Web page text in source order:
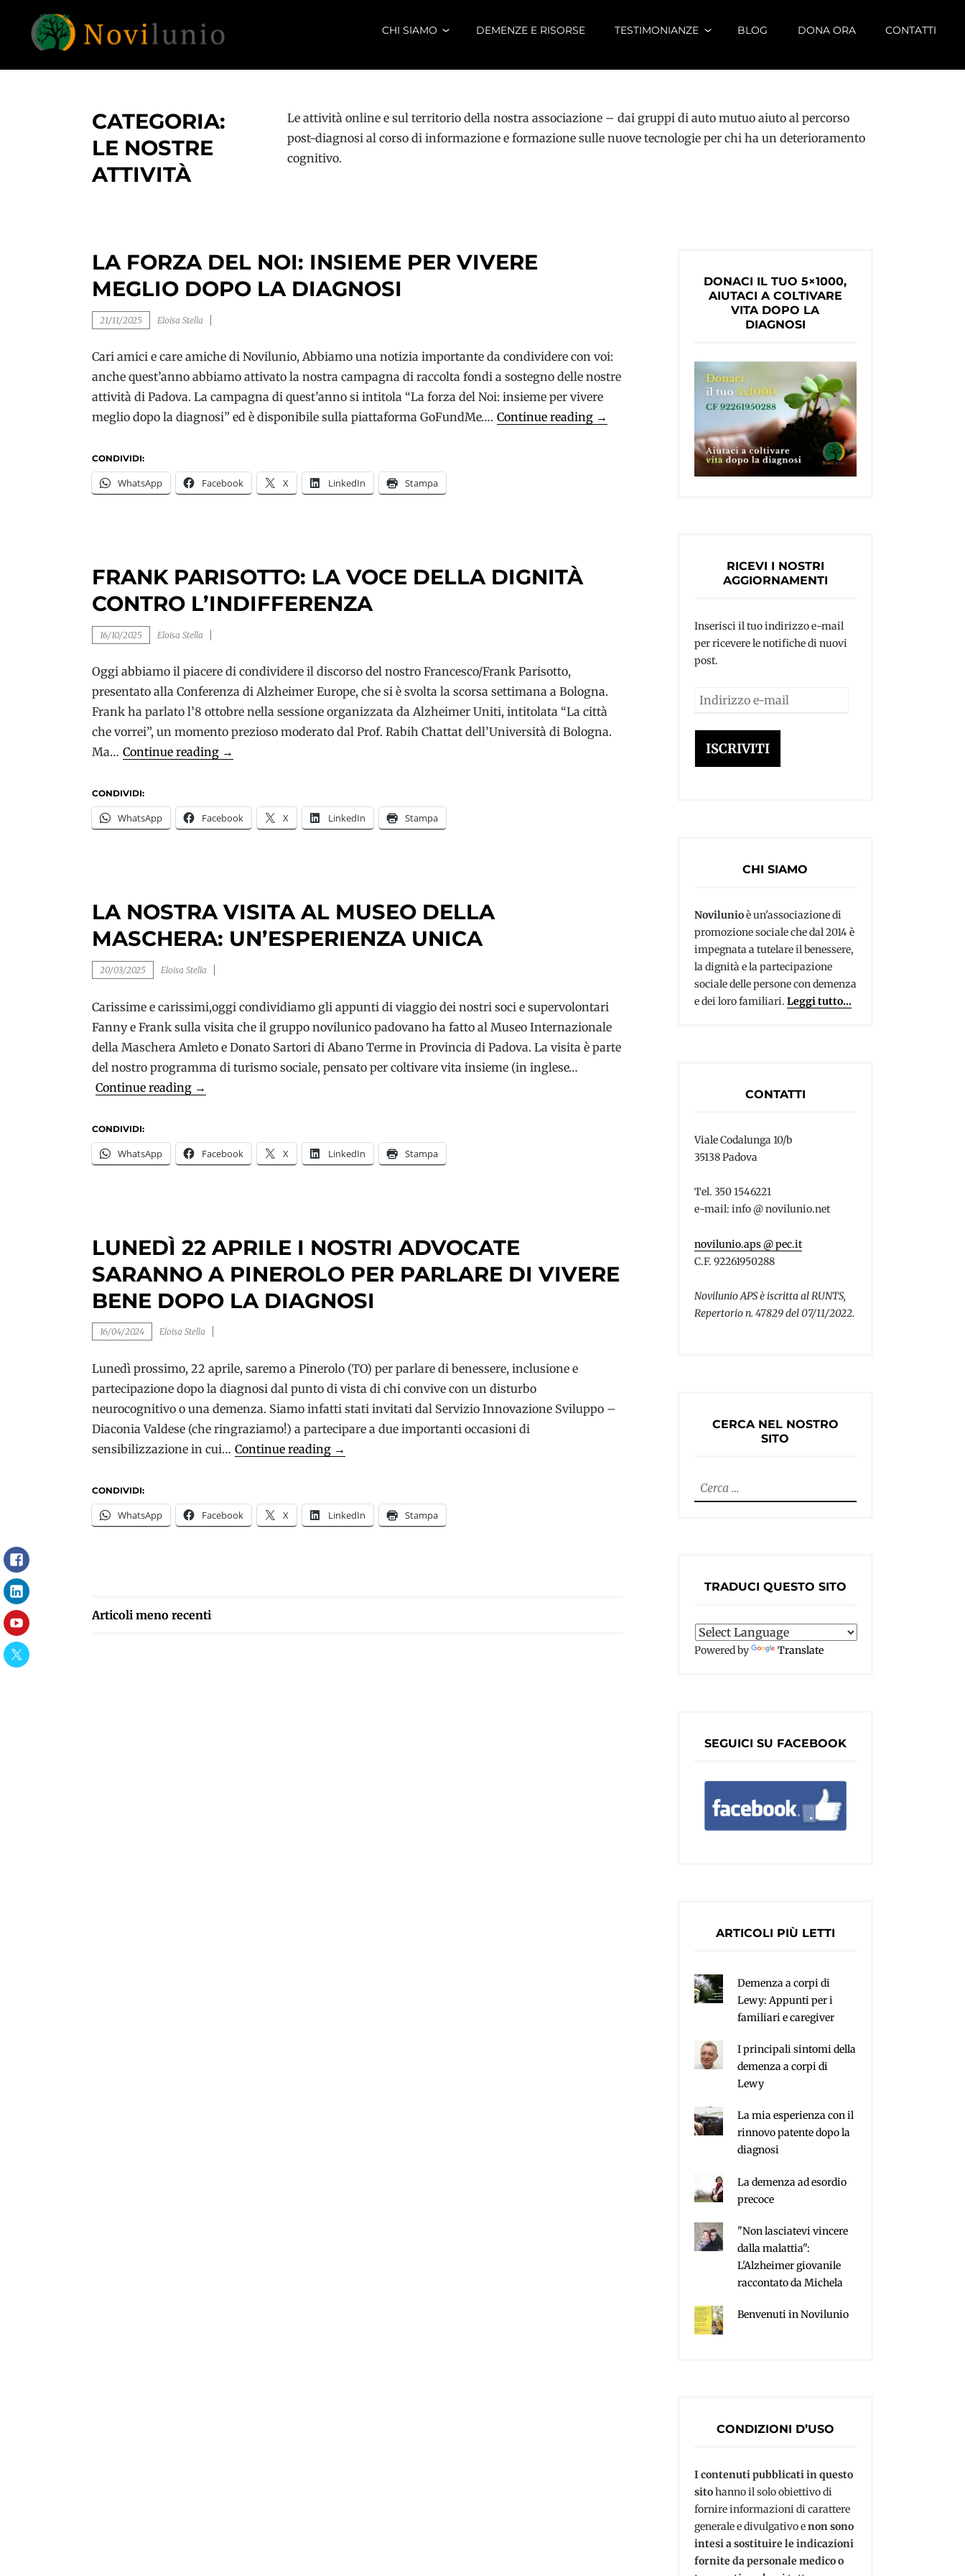
content
NOVILUNIO
Un aiuto con concreto dopo la diagnosi di
CHI SIAMO DEMENZE E RISORSE TESTIMONIANZE BLOG DONA ORA CONTATTI
CATEGORIA:
LE NOSTRE
ATTIVITÀ
Le attività online e sul territorio della nostra associazione – dai gruppi di auto mutuo aiuto al percorso
post-diagnosi al corso di informazione e formazione sulle nuove tecnologie per chi ha un deterioramento
cognitivo.
LA FORZA DEL NOI: INSIEME PER VIVERE
MEGLIO DOPO LA DIAGNOSI
21/11/2025 Eloisa Stella
Cari amici e care amiche di Novilunio, Abbiamo una notizia importante da condividere con voi:
anche quest’anno abbiamo attivato la nostra campagna di raccolta fondi a sostegno delle nostre
attività di Padova. La campagna di quest’anno si intitola “La forza del Noi: insieme per vivere
meglio dopo la diagnosi” ed è disponibile sulla piattaforma GoFundMe…. Continue reading La
→
CONDIVIDI:
WhatsApp Facebook X LinkedIn Stampa
FRANK PARISOTTO: LA VOCE DELLA DIGNITÀ
CONTRO L’INDIFFERENZA
16/10/2025 Eloisa Stella
Oggi abbiamo il piacere di condividere il discorso del nostro Francesco/Frank Parisotto,
presentato alla Conferenza di Alzheimer Europe, che si è svolta la scorsa settimana a Bologna.
Frank ha parlato l’8 ottobre nella sessione organizzata da Alzheimer Uniti, intitolata “La città
che vorrei”, un momento prezioso moderato dal Prof. Rabih Chattat dell’Università di Bologna.
Ma… Continue reading Frank
voce
della
→
CONDIVIDI:
WhatsApp Facebook X LinkedIn Stampa
LA NOSTRA VISITA AL MUSEO DELLA
MASCHERA: UN’ESPERIENZA UNICA
20/03/2025 Eloisa Stella
Carissime e carissimi,oggi condividiamo gli appunti di viaggio dei nostri soci e supervolontari
Fanny e Frank sulla visita che il gruppo novilunico padovano ha fatto al Museo Internazionale
della Maschera Amleto e Donato Sartori di Abano Terme in Provincia di Padova. La visita è parte
del nostro programma di turismo sociale, pensato per coltivare vita insieme (in inglese…
Continue reading La
al
Museo
Unica
→
CONDIVIDI:
WhatsApp Facebook X LinkedIn Stampa
LUNEDÌ 22 APRILE I NOSTRI ADVOCATE
SARANNO A PINEROLO PER PARLARE DI VIVERE
BENE DOPO LA DIAGNOSI
16/04/2024 Eloisa Stella
Lunedì prossimo, 22 aprile, saremo a Pinerolo (TO) per parlare di benessere, inclusione e
partecipazione dopo la diagnosi dal punto di vista di chi convive con un disturbo
neurocognitivo o una demenza. Siamo infatti stati invitati dal Servizio Innovazione Sviluppo –
Diaconia Valdese (che ringraziamo!) a partecipare a due importanti occasioni di
sensibilizzazione in cui… Continue reading Lunedì
i
nostri
→
CONDIVIDI:
WhatsApp Facebook X LinkedIn Stampa
NAVIGAZIONE
Articoli meno recenti
DONACI IL TUO 5×1000,
AIUTACI A COLTIVARE
VITA DOPO LA
DIAGNOSI
RICEVI I NOSTRI
AGGIORNAMENTI
Inserisci il tuo indirizzo e-mail
per ricevere le notifiche di nuovi
post.
Indirizzo
mail
ISCRIVITI
CHI SIAMO
Novilunioè un'associazione di
promozione sociale che dal 2014 è
impegnata a tutelare il benessere,
la dignità e la partecipazione
sociale delle persone con demenza
e dei loro familiari. Leggi tutto...
CONTATTI
Viale Codalunga 10/b
35138 Padova
Tel. 350 1546221
e-mail: info @ novilunio.net
novilunio.aps @ pec.it
C.F. 92261950288
Novilunio APS è iscritta al RUNTS,
Repertorio n. 47829 del 07/11/2022.
CERCA NEL NOSTRO
SITO
Ricerca
per:
TRADUCI QUESTO SITO
Powered by Translate
SEGUICI SU FACEBOOK
ARTICOLI PIÙ LETTI
Demenza a corpi di
Lewy: Appunti per i
familiari e caregiver
I principali sintomi della
demenza a corpi di
Lewy
La mia esperienza con il
rinnovo patente dopo la
diagnosi
La demenza ad esordio
precoce
"Non lasciatevi vincere
dalla malattia":
L'Alzheimer giovanile
raccontato da Michela
Benvenuti in Novilunio
CONDIZIONI D’USO
I contenuti pubblicati in questo
sitohanno il solo obiettivo di
fornire informazioni di carattere
generale e divulgativo enon sono
intesi a sostituire le indicazioni
fornite da personale medico o
Facebook
LinkedIn
YouTube
Twitter